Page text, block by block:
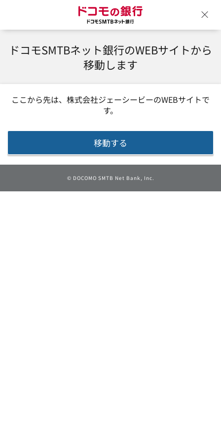
ドコモSMTBネット銀行のWEBサイトから
移動します
ここから先は、 株式会社ジェーシービーのWEBサイトで
す。
移動する
© DOCOMO SMTB Net Bank, Inc.